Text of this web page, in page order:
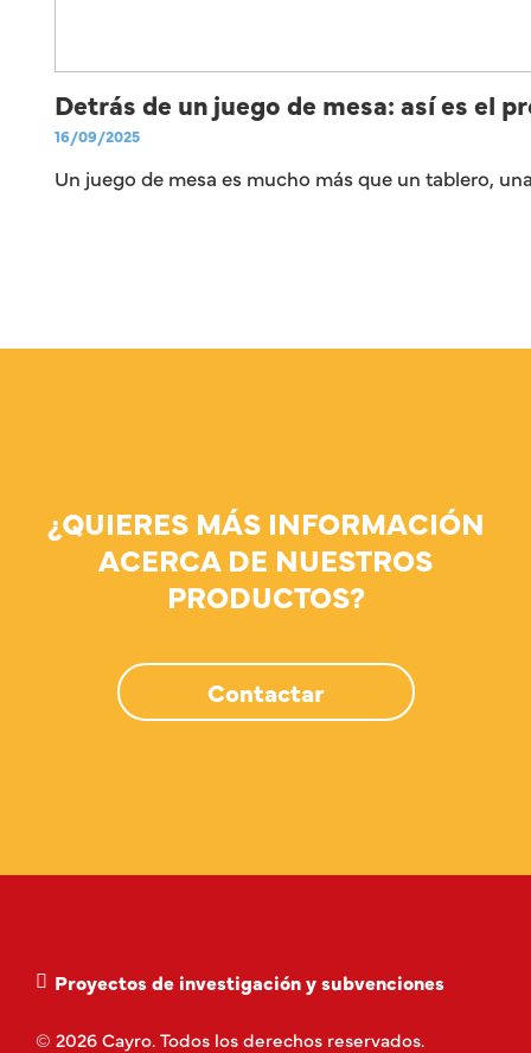
Detrás de un juego de mesa: así es el
16/09/2025
Un juego de mesa es mucho más que un tablero,
¿QUIERES MÁS INFORMACIÓN
ACERCA DE NUESTROS
PRODUCTOS?
Contactar
Proyectos de investigación y subvenciones
© 2026 Cayro. Todos los derechos reservados.